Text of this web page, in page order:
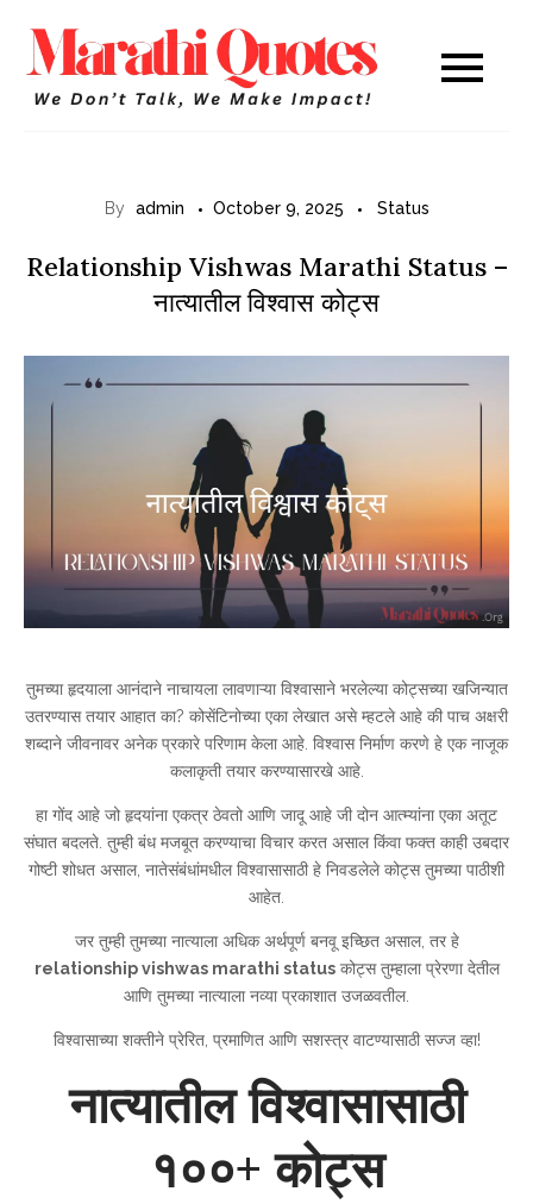
Marathi
WE DON’T TALK,
WE MAKE IMPACT!
By admin October 9, 2025 Status
Relationship Vishwas Marathi Status –
नात्यातील विश्वास कोट्स
तुमच्या हृदयाला आनंदाने नाचायला लावणाऱ्या विश्वासाने भरलेल्या कोट्सच्या खजिन्यात
उतरण्यास तयार आहात का? कोसेंटिनोच्या एका लेखात असे म्हटले आहे की पाच अक्षरी
शब्दाने जीवनावर अनेक प्रकारे परिणाम केला आहे. विश्वास निर्माण करणे हे एक नाजूक
कलाकृती तयार करण्यासारखे आहे.
हा गोंद आहे जो हृदयांना एकत्र ठेवतो आणि जादू आहे जी दोन आत्म्यांना एका अतूट
संघात बदलते. तुम्ही बंध मजबूत करण्याचा विचार करत असाल किंवा फक्त काही उबदार
गोष्टी शोधत असाल, नातेसंबंधांमधील विश्वासासाठी हे निवडलेले कोट्स तुमच्या पाठीशी
आहेत.
जर तुम्ही तुमच्या नात्याला अधिक अर्थपूर्ण बनवू इच्छित असाल, तर हे
relationship vishwas marathi statusकोट्स तुम्हाला प्रेरणा देतील
आणि तुमच्या नात्याला नव्या प्रकाशात उजळवतील.
विश्वासाच्या शक्तीने प्रेरित, प्रमाणित आणि सशस्त्र वाटण्यासाठी सज्ज व्हा!
नात्यातील विश्वासासाठी
१००+ कोट्स